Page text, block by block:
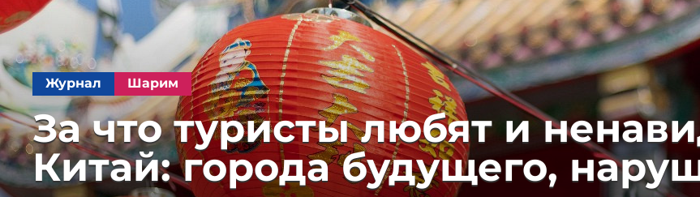
Журнал Шарим
За что туристы любят и
Ки­тай: го­ро­да бу­ду­ще­го,